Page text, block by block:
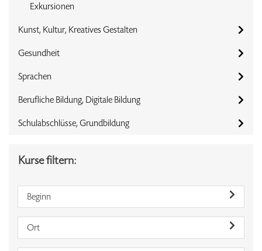
Exkursionen
Kunst, Kultur, Kreatives Gestalten
Gesundheit
Sprachen
Berufliche Bildung, Digitale Bildung
Schulabschlüsse, Grundbildung
Kurse filtern:
Beginn
Ort